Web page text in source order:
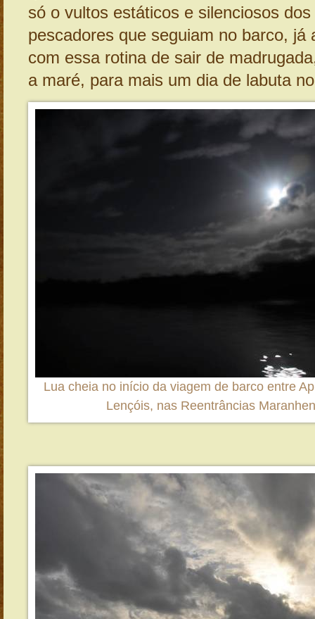
só o vultos estáticos e silenciosos
pescadores que seguiam no barco, já
com essa rotina de sair de
a maré, para mais um dia de labuta
Lua cheia no início da viagem de barco entre
Lençóis, nas Reentrâncias